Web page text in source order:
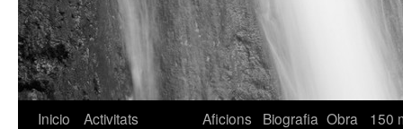
Inicio
Activitats
Aficions Biografia Obra
150